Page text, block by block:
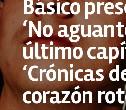
Básico
‘No
último
‘Crónicas
corazón